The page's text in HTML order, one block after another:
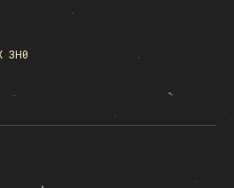
3H0
déc. et 01 janvier